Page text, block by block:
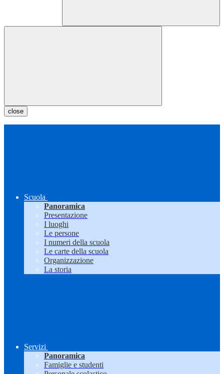
close
Scuola
Panoramica
Presentazione
I luoghi
Le persone
I numeri della scuola
Le carte della scuola
Organizzazione
La storia
Servizi
Panoramica
Famiglie e studenti